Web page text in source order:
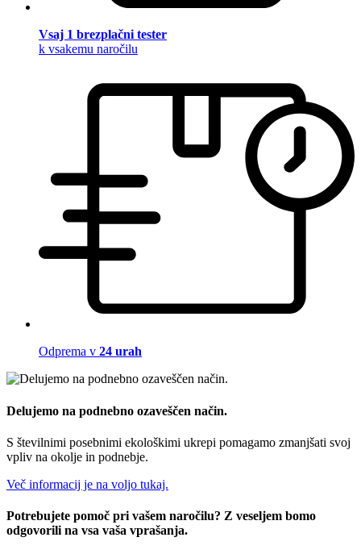
Vsaj 1 brezplačni tester
k vsakemu naročilu
Odprema v 24 urah
Delujemo na podnebno ozaveščen način.
S številnimi posebnimi ekološkimi ukrepi pomagamo zmanjšati svoj
vpliv na okolje in podnebje.
Več informacij je na voljo tukaj.
Potrebujete pomoč pri vašem naročilu? Z veseljem bomo
odgovorili na vsa vaša vprašanja.